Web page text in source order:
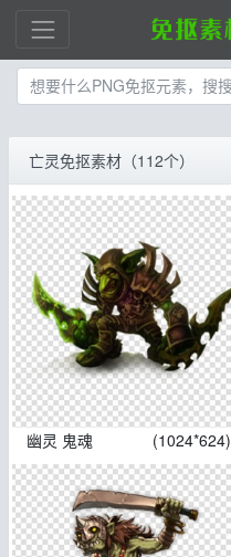
亡灵免抠素材（112个）
幽灵 鬼魂 (1024*624)